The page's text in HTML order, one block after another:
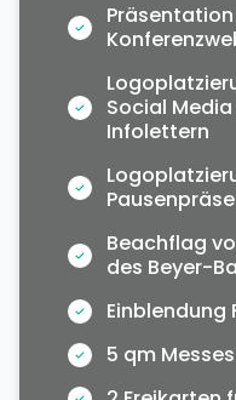
Social
Infolettern
Beachflag
des Beyer-
Einblendung
5 qm